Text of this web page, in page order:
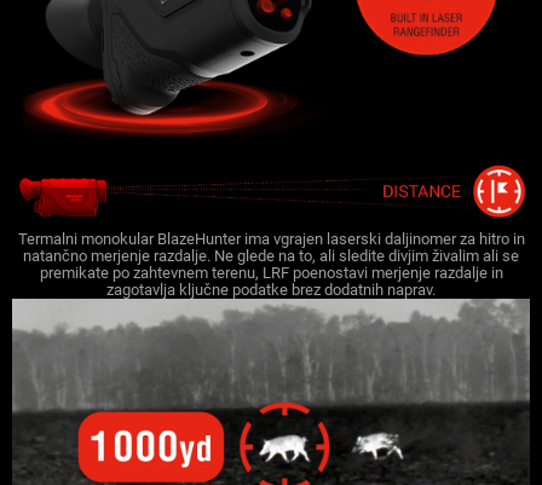
Termalni monokular BlazeHunter ima vgrajen laserski daljinomer za hitro in
natančno merjenje razdalje. Ne glede na to, ali sledite divjim živalim ali se
premikate po zahtevnem terenu, LRF poenostavi merjenje razdalje in
zagotavlja ključne podatke brez dodatnih naprav.